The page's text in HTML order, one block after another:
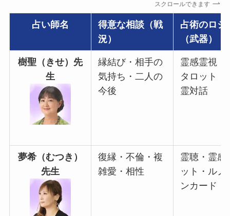
スクロールできます
占い師名
得意な相談（戦
況）
占術のロジ
（武器）
樹聖（きせ）先
生
縁結び・相手の
気持ち・二人の
今後
霊感霊視・
タロット・
霊対話
夢希（むつき）
先生
復縁・不倫・複
雑愛・相性
霊聴・霊感
ット・ルノ
ンカード